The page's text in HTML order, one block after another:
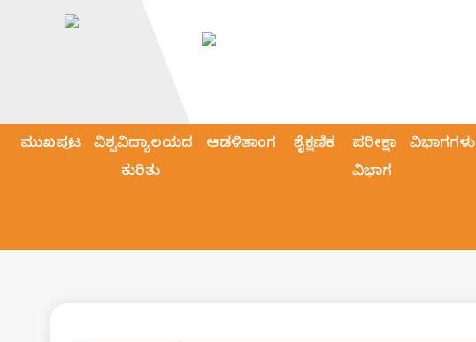
ಮುಖಪುಟ
ವಿಶ್ವವಿದ್ಯಾಲಯದ
ಕುರಿತು
ಆಡಳಿತಾಂಗ ಶೈಕ್ಷಣಿಕ
ಪರೀಕ್ಷಾ
ವಿಭಾಗ
ವಿಭಾಗಗಳು